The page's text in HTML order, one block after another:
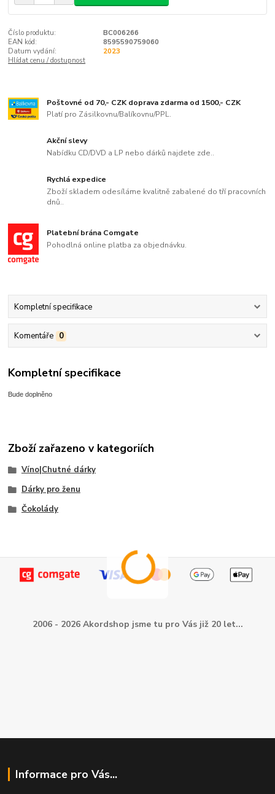
Číslo produktu:
BC006266
EAN kód:
8595590759060
Datum vydání:
2023
Hlídat cenu / dostupnost
Poštovné od 70,- CZK doprava zdarma od 1500,- CZK
Platí pro Zásilkovnu/Balíkovnu/PPL.
Akční slevy
Nabídku CD/DVD a LP nebo dárků najdete zde..
Rychlá expedice
Zboží skladem odesíláme kvalitně zabalené do tří pracovních
dnů..
Platební brána Comgate
Pohodlná online platba za objednávku.
Kompletní specifikace
Komentáře 0
Kompletní specifikace
Bude doplněno
Zboží zařazeno v kategoriích
Víno|Chutné dárky
Dárky pro ženu
Čokolády
2006 - 2026 Akordshop jsme tu pro Vás již 20 let...
Informace pro Vás...